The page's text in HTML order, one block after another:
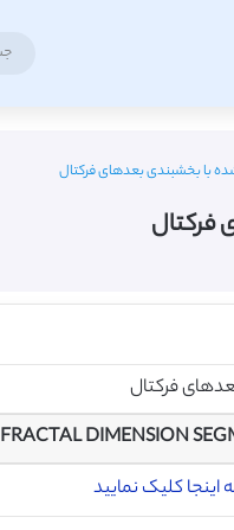
با بخشبندی بعدهای فرکتال
فرکتال
فرکتال
FRACTAL DIMENSION
کلیک نمایید